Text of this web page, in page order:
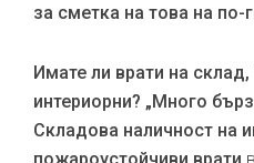
за сметка на това на по-
Имате ли врати на
интериорни? „Много
Складова наличност на